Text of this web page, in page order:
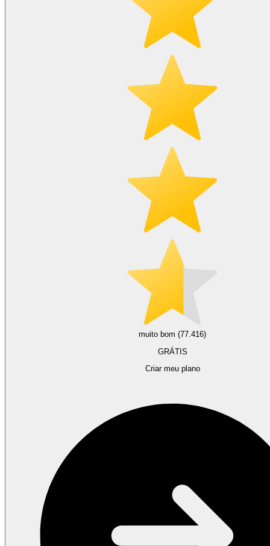
muito bom (77.416)
GRÁTIS
Criar meu plano